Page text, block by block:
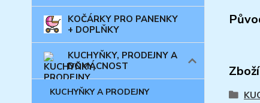
KOČÁRKY PRO PANENKY
+ DOPLŇKY
KUCHYŇKY, PRODEJNY A
DOMÁCNOST
KUCHYŇKY A PRODEJNY